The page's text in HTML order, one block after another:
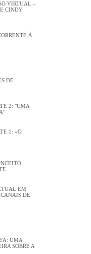
VIRTUAL –
CINDY
À
DE
2: "UMA
1: «O
EM
DE
UMA
SOBRE A